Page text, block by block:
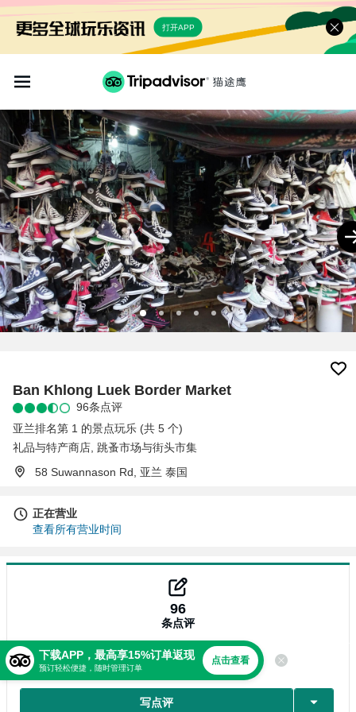
打开APP
Ban Khlong Luek Border Market
96条点评
亚兰排名第 1 的景点玩乐 (共 5 个)
礼品与特产商店 跳蚤市场与街头市集
58 Suwannason Rd, 亚兰 泰国
正在营业
查看所有营业时间
96
条点评
点评
写点评
下载APP，最高享15%订单返现
预订轻松便捷，随时管理订单
点击查看